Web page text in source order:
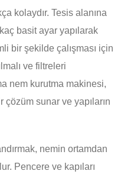
kolaydır. Tesis alanına
basit ayar yapılarak
bir şekilde çalışması için
ve filtreleri
nem kurutma makinesi,
çözüm sunar ve yapıların
nemin ortamdan
Pencere ve kapıları